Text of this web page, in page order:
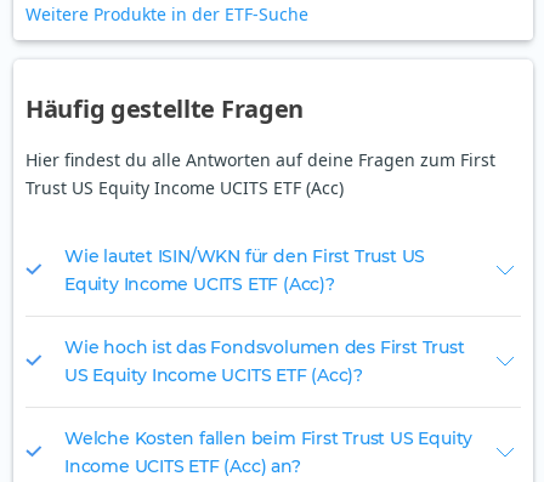
Weitere Produkte in der ETF-Suche
Häufig gestellte Fragen
Hier findest du alle Antworten auf deine Fragen zum First
Trust US Equity Income UCITS ETF (Acc)
Wie lautet ISIN/WKN für den First Trust US
Equity Income UCITS ETF (Acc)?
Wie hoch ist das Fondsvolumen des First Trust
US Equity Income UCITS ETF (Acc)?
Welche Kosten fallen beim First Trust US Equity
Income UCITS ETF (Acc) an?